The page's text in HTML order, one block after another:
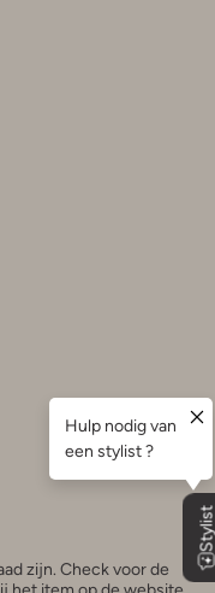
zijn. Check voor de